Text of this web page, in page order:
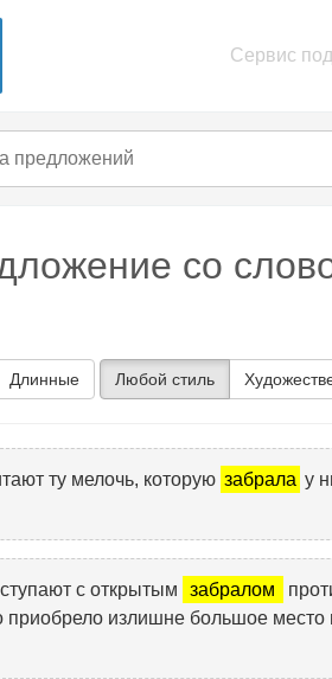
Сервис
со
Длинные Любой стиль
ту мелочь, которую забрала у
с открытым забралом
приобрело излишне большое